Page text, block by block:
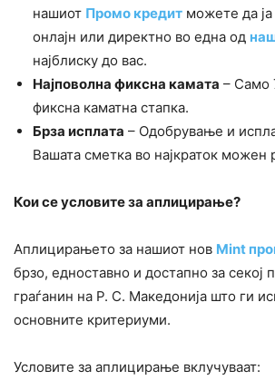
нашиот Промо кредит можете да
онлајн или директно во една од
најблиску до вас.
Најповолна фиксна камата – Само
фиксна каматна стапка.
Брза исплата – Одобрување и
Вашата сметка во најкраток можен
Кои се условите за аплицирање?
Аплицирањето за нашиот нов Mint
брзо, едноставно и достапно за секој
граѓанин на Р. С. Македонија што ги
основните критериуми.
Условите за аплицирање вклучуваат: